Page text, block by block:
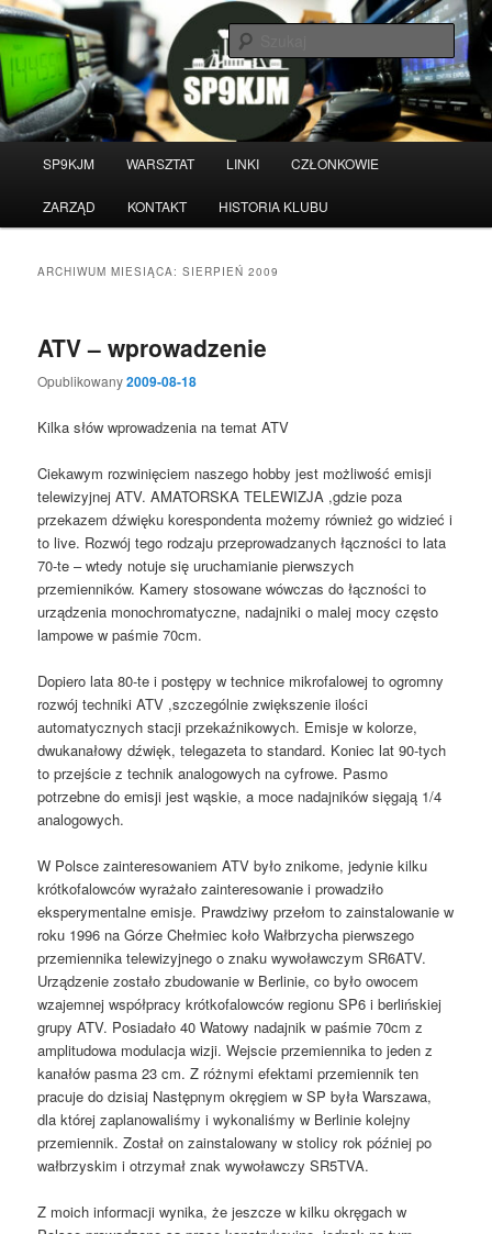
Przeskocz
do
tekstu
Przeskocz
do
widgetów
Witamy na stronie klubu
krótkofalarskiego SP9KJM
SP9KJM WARSZTAT LINKI CZŁONKOWIE
ZARZĄD KONTAKT HISTORIA KLUBU
ARCHIWUM MIESIĄCA:SIERPIEŃ 2009
ATV – wprowadzenie
Opublikowany2009-08-18
Kilka słów wprowadzenia na temat ATV
Ciekawym rozwinięciem naszego hobby jest możliwość emisji
telewizyjnej ATV. AMATORSKA TELEWIZJA ,gdzie poza
przekazem dźwięku korespondenta możemy również go widzieć i
to live. Rozwój tego rodzaju przeprowadzanych łączności to lata
70-te – wtedy notuje się uruchamianie pierwszych
przemienników. Kamery stosowane wówczas do łączności to
urządzenia monochromatyczne, nadajniki o malej mocy często
lampowe w paśmie 70cm.
Dopiero lata 80-te i postępy w technice mikrofalowej to ogromny
rozwój techniki ATV ,szczególnie zwiększenie ilości
automatycznych stacji przekaźnikowych. Emisje w kolorze,
dwukanałowy dźwięk, telegazeta to standard. Koniec lat 90-tych
to przejście z technik analogowych na cyfrowe. Pasmo
potrzebne do emisji jest wąskie, a moce nadajników sięgają 1/4
analogowych.
W Polsce zainteresowaniem ATV było znikome, jedynie kilku
krótkofalowców wyrażało zainteresowanie i prowadziło
eksperymentalne emisje. Prawdziwy przełom to zainstalowanie w
roku 1996 na Górze Chełmiec koło Wałbrzycha pierwszego
przemiennika telewizyjnego o znaku wywoławczym SR6ATV.
Urządzenie zostało zbudowanie w Berlinie, co było owocem
wzajemnej współpracy krótkofalowców regionu SP6 i berlińskiej
grupy ATV. Posiadało 40 Watowy nadajnik w paśmie 70cm z
amplitudowa modulacja wizji. Wejscie przemiennika to jeden z
kanałów pasma 23 cm. Z różnymi efektami przemiennik ten
pracuje do dzisiaj Następnym okręgiem w SP była Warszawa,
dla której zaplanowaliśmy i wykonaliśmy w Berlinie kolejny
przemiennik. Został on zainstalowany w stolicy rok później po
wałbrzyskim i otrzymał znak wywoławczy SR5TVA.
Z moich informacji wynika, że jeszcze w kilku okręgach w